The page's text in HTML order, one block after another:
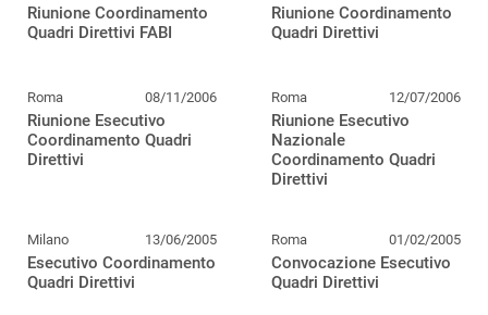
Riunione Coordinamento
Quadri Direttivi FABI
Riunione Coordinamento
Quadri Direttivi
Roma 08/11/2006
Riunione Esecutivo
Coordinamento Quadri
Direttivi
Roma 12/07/2006
Riunione Esecutivo
Nazionale
Coordinamento Quadri
Direttivi
Milano 13/06/2005
Esecutivo Coordinamento
Quadri Direttivi
Roma 01/02/2005
Convocazione Esecutivo
Quadri Direttivi